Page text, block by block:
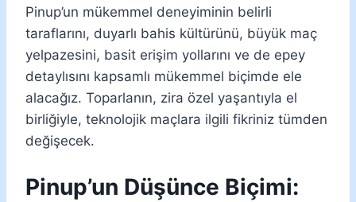
Pinup’un mükemmel deneyiminin belirli
taraflarını, duyarlı bahis kültürünü, büyük maç
yelpazesini, basit erişim yollarını ve de epey
detaylısını kapsamlı mükemmel biçimde ele
alacağız. Toparlanın, zira özel yaşantıyla el
birliğiyle, teknolojik maçlara ilgili fikriniz tümden
değişecek.
Pinup’un Düşünce Biçimi: